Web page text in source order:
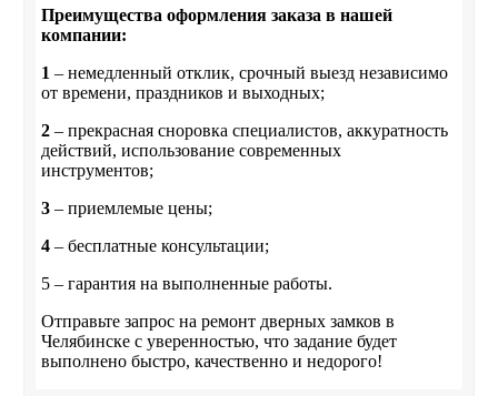
Преимущества оформления заказа в нашей
компании:
1 – немедленный отклик, срочный выезд независимо
от времени, праздников и выходных;
2 – прекрасная сноровка специалистов, аккуратность
действий, использование современных
инструментов;
3 – приемлемые цены;
4 – бесплатные консультации;
5 – гарантия на выполненные работы.
Отправьте запрос на ремонт дверных замков в
Челябинске с уверенностью, что задание будет
выполнено быстро, качественно и недорого!